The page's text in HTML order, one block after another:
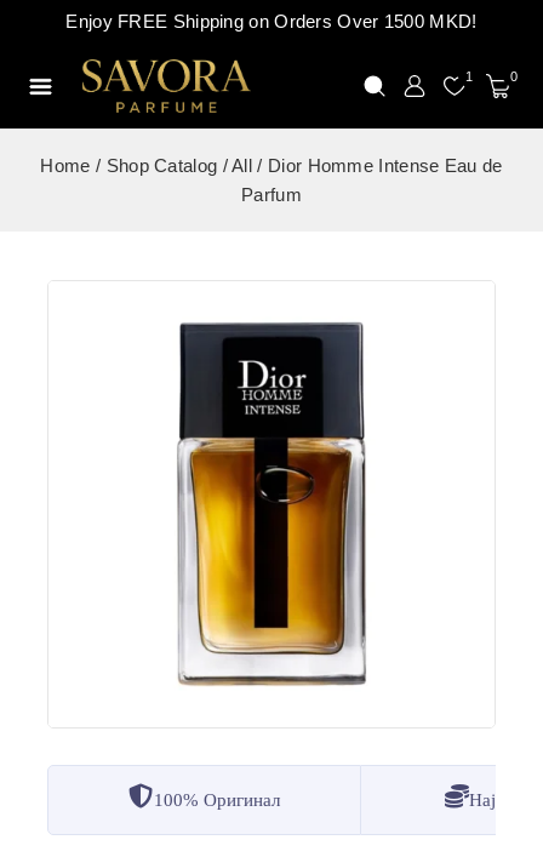
Enjoy FREE Shipping on Orders Over 1500 MKD!
1 0
Home / Shop Catalog /All / Dior Homme Intense Eau de
Parfum
100% Оригинал